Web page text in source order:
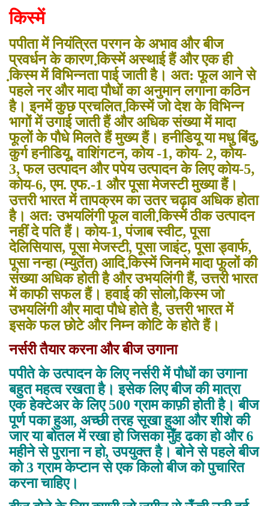
किस्में
पपीता में नियंत्रित परगन के अभाव और बीज
प्रवर्धन के कारण कि़स्में अस्थाई हैं और एक ही
कि़स्म में विभिन्नता पाई जाती है। अत: फूल आने से
पहले नर और मादा पौधों का अनुमान लगाना कठिन
है। इनमें कुछ प्रचलित कि़स्में जो देश के विभिन्न
भागों में उगाई जाती हैं और अधिक संख्या में मादा
फूलों के पौधे मिलते हैं मुख्य हैं। हनीडियू या मधु बिंदु,
कुर्ग हनीडियू, वाशिंगटन, कोय -1, कोय- 2, कोय-
3, फल उत्पादन और पपेय उत्पादन के लिए कोय-5,
कोय-6, एम. एफ.-1 और पूसा मेजस्टी मुख्या हैं।
उत्तरी भारत में तापक्रम का उतर चढ़ाव अधिक होता
है। अत: उभयलिंगी फूल वाली कि़स्में ठीक उत्पादन
नहीं दे पति हैं। कोय-1, पंजाब स्वीट, पूसा
देलिसियास, पूसा मेजस्टी, पूसा जाइंट, पूसा ड्वार्फ,
पूसा नन्हा (म्युतेंत) आदि कि़स्में जिनमे मादा फूलों की
संख्या अधिक होती है और उभयलिंगी हैं, उत्तरी भारत
में काफी सफल हैं। हवाई की सोलो,किस्म जो
उभयलिंगी और मादा पौधे होते है, उत्तरी भारत में
इसके फल छोटे और निम्न कोटि के होते हैं।
नर्सरी तैयार करना और बीज उगाना
पपीते के उत्पादन के लिए नर्सरी में पौधों का उगाना
बहुत महत्व रखता है। इसेक लिए बीज की मात्रा
एक हेक्टेअर के लिए 500 ग्राम काफ़ी होती है। बीज
पूर्ण पका हुआ, अच्छी तरह सूखा हुआ और शीशे की
जार या बोतल में रखा हो जिसका मुँह ढका हो और 6
महीने से पुराना न हो, उपयुक्त है। बोने से पहले बीज
को 3 ग्राम केप्टान से एक किलो बीज को पुचारित
करना चाहिए।